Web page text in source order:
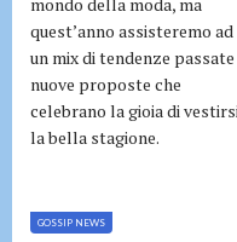
quest’anno assisteremo ad
un mix di tendenze passate
nuove proposte che
celebrano la gioia di
la bella stagione.
GOSSIP NEWS